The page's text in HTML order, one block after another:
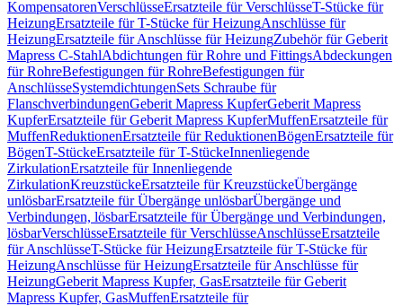
KompensatorenVerschlüsseErsatzteile für VerschlüsseT-Stücke für
HeizungErsatzteile für T-Stücke für HeizungAnschlüsse für
HeizungErsatzteile für Anschlüsse für HeizungZubehör für Geberit
Mapress C-StahlAbdichtungen für Rohre und FittingsAbdeckungen
für RohreBefestigungen für RohreBefestigungen für
AnschlüsseSystemdichtungenSets Schraube für
FlanschverbindungenGeberit Mapress KupferGeberit Mapress
KupferErsatzteile für Geberit Mapress KupferMuffenErsatzteile für
MuffenReduktionenErsatzteile für ReduktionenBögenErsatzteile für
BögenT-StückeErsatzteile für T-StückeInnenliegende
ZirkulationErsatzteile für Innenliegende
ZirkulationKreuzstückeErsatzteile für KreuzstückeÜbergänge
unlösbarErsatzteile für Übergänge unlösbarÜbergänge und
Verbindungen, lösbarErsatzteile für Übergänge und Verbindungen,
lösbarVerschlüsseErsatzteile für VerschlüsseAnschlüsseErsatzteile
für AnschlüsseT-Stücke für HeizungErsatzteile für T-Stücke für
HeizungAnschlüsse für HeizungErsatzteile für Anschlüsse für
HeizungGeberit Mapress Kupfer, GasErsatzteile für Geberit
Mapress Kupfer, GasMuffenErsatzteile für